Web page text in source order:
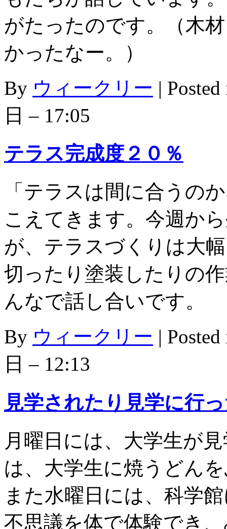
がたったのです。（木
かったなー。）
By ウィークリー |
日 – 17:05
テラス完成度２０％
「テラスは間に合うの
こえてきます。今週か
が、テラスづくりは大
切ったり塗装したりの
んなで話し合いです。
By ウィークリー |
日 – 12:13
見学されたり見学に行
月曜日には、大学生が
は、大学生に焼うどん
また水曜日には、科学
不思議を体で体験でき